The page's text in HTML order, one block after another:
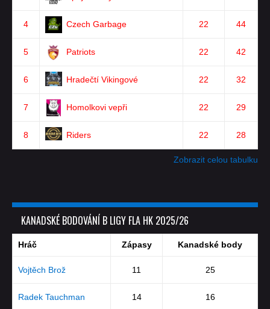
4 Czech Garbage 22 44
5 Patriots 22 42
6 Hradečtí Vikingové 22 32
7 Homolkovi vepři 22 29
8 Riders 22 28
Zobrazit celou tabulku
KANADSKÉ BODOVÁNÍ B LIGY FLA HK 2025/26
Hráč Zápasy Kanadské body
Vojtěch Brož 11 25
Radek Tauchman 14 16